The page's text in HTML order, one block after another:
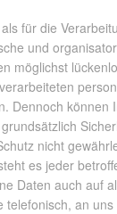
für die
und
möglichst
Dennoch können
nicht
es jeder
Daten auch auf
telefonisch, an